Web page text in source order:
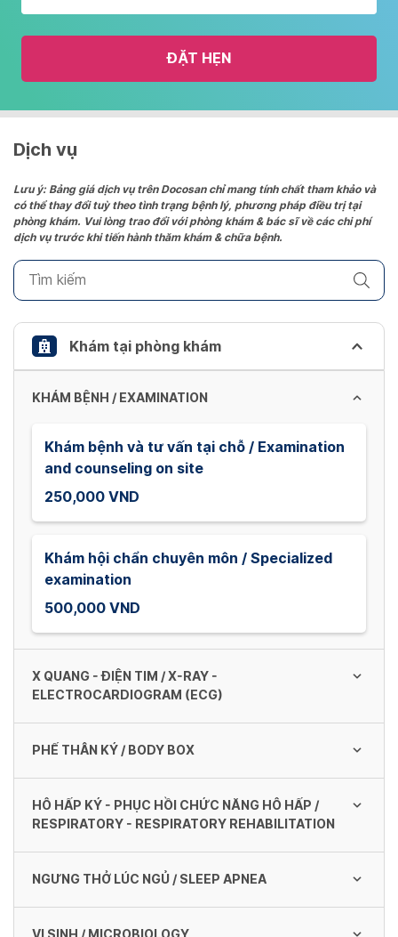
with
the
and
date.
the
question
mark
to
keyboard
shortcuts
changing
ĐẶT HẸN
Dịch vụ
Lưu ý: Bảng giá dịch vụ trên Docosan chỉ mang tính chất tham khảo và
có thể thay đổi tuỳ theo tình trạng bệnh lý, phương pháp điều trị tại
phòng khám. Vui lòng trao đổi với phòng khám & bác sĩ về các chi phí
dịch vụ trước khi tiến hành thăm khám & chữa bệnh.
Khám tại phòng khám
KHÁM BỆNH / EXAMINATION
Khám bệnh và tư vấn tại chỗ / Examination
and counseling on site
250,000 VND
Khám hội chẩn chuyên môn / Specialized
examination
500,000 VND
X QUANG - ĐIỆN TIM / X-RAY -
ELECTROCARDIOGRAM (ECG)
X quang phổi (thẳng) / Lung x-ray (straight)
X quang phổi (nghiêng) / Lung X-ray
(sideway)
PHẾ THÂN KÝ / BODY BOX
Phế thân ký
HÔ HẤP KÝ - PHỤC HỒI CHỨC NĂNG HÔ HẤP /
RESPIRATORY - RESPIRATORY REHABILITATION
Hô hấp ký + test giãn phế quản / Spirometry
+ bronchodilator test
NGƯNG THỞ LÚC NGỦ / SLEEP APNEA